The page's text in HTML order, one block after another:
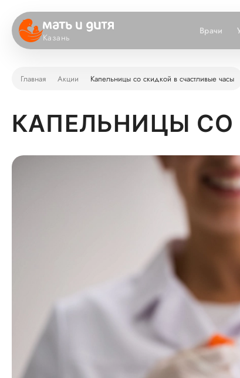
Казань
Врачи
Главная Акции Капельницы со скидкой в счастливые часы
КАПЕЛЬНИЦЫ